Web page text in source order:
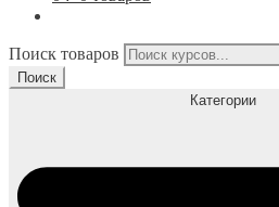
Поиск товаров
Поиск
Категории